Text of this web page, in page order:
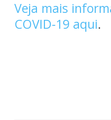
Veja mais
COVID-19 aqui.